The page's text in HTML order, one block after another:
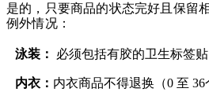
是的，只要商品的状态完好且保留
例外情况：
泳装： 必须包括有胶的卫生标签贴
内衣： 内衣商品不得退换（0 至 36